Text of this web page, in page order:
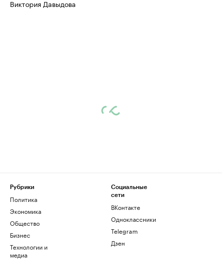
Виктория Давыдова
Рубрики
Политика
Экономика
Общество
Бизнес
Технологии и
медиа
Социальные
сети
ВКонтакте
Одноклассники
Telegram
Дзен